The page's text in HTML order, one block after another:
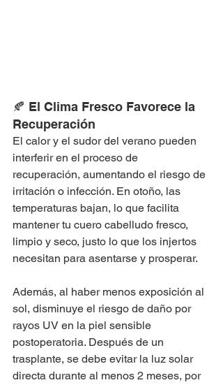
🍂 El Clima Fresco Favorece la
Recuperación
El calor y el sudor del verano pueden
interferir en el proceso de
recuperación, aumentando el riesgo de
irritación o infección. En otoño, las
temperaturas bajan, lo que facilita
mantener tu cuero cabelludo fresco,
limpio y seco, justo lo que los injertos
necesitan para asentarse y prosperar.
Además, al haber menos exposición al
sol, disminuye el riesgo de daño por
rayos UV en la piel sensible
postoperatoria. Después de un
trasplante, se debe evitar la luz solar
directa durante al menos 2 meses, por